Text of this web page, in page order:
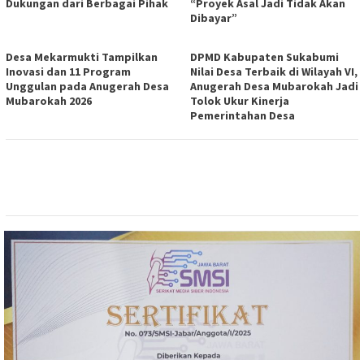
Dukungan dari Berbagai Pihak
“Proyek Asal Jadi Tidak Akan
Dibayar”
Desa Mekarmukti Tampilkan
Inovasi dan 11 Program
Unggulan pada Anugerah Desa
Mubarokah 2026
DPMD Kabupaten Sukabumi
Nilai Desa Terbaik di Wilayah VI,
Anugerah Desa Mubarokah Jadi
Tolok Ukur Kinerja
Pemerintahan Desa